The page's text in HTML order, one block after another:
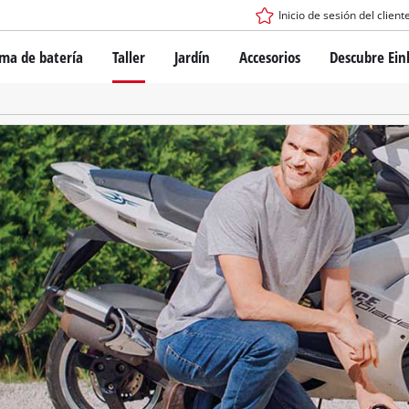
Inicio de sesión del cliente
de batería
de batería Power X-Change
de baterías
originales Einhell vs. réplicas
Einhell PROFESSIONAL
dispositivos PROFESSIONAL
eléctricas PROFESSIONAL
de jardín PROFESSIONAL
Taller
Destornilladores con batería
Martillo perforador
Esmeril angular
Herramientas multifunción
Fresadoras para madera
Sierras
Lijadoras
Mezcladores
Pistolas para aplicar pintura
Equipos de medición
Otras herramientas
Jardín Accesorios Descubre